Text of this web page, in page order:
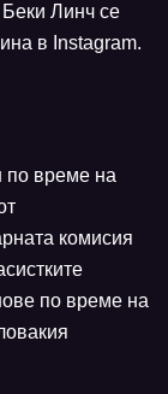
Линч се
в Instagram.
по време на
комисия
по време на